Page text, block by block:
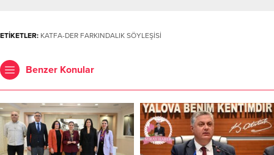
ETİKETLER: KATFA-DER FARKINDALIK SÖYLEŞİSİ
Benzer Konular